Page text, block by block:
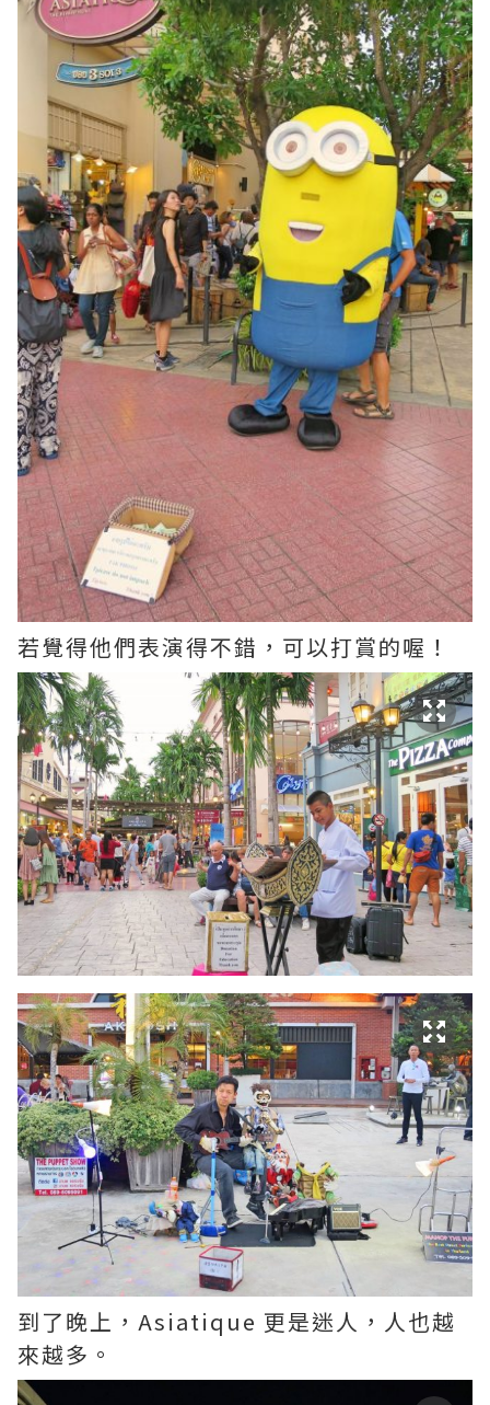
若覺得他們表演得不錯，可以打賞的喔！
到了晚上，Asiatique 更是迷人，人也越
來越多。